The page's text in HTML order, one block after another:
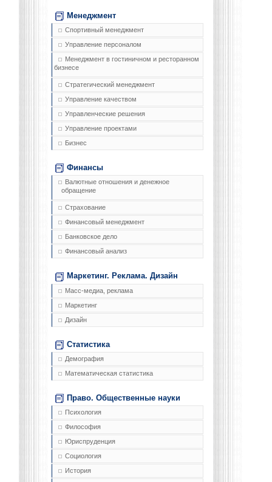
Менеджмент
Спортивный менеджмент
Управление персоналом
Менеджмент в гостиничном и ресторанном
бизнесе
Стратегический менеджмент
Управление качеством
Управленческие решения
Управление проектами
Бизнес
Финансы
Валютные отношения и денежное
обращение
Страхование
Финансовый менеджмент
Банковское дело
Финансовый анализ
Маркетинг. Реклама. Дизайн
Масс-медиа, реклама
Маркетинг
Дизайн
Статистика
Демография
Математическая статистика
Право. Общественные науки
Психология
Философия
Юриспруденция
Социология
История